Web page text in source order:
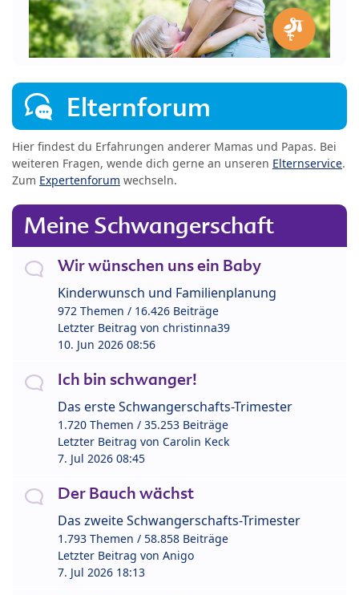
Elternforum
Hier findest du Erfahrungen anderer Mamas und Papas. Bei
weiteren Fragen, wende dich gerne an unseren Elternservice.
Zum Expertenforum wechseln.
Meine Schwangerschaft
Wir wünschen uns ein Baby
Kinderwunsch und Familienplanung
972 Themen / 16.426 Beiträge
Letzter Beitrag von christinna39
10. Jun 2026 08:56
Ich bin schwanger!
Das erste Schwangerschafts-Trimester
1.720 Themen / 35.253 Beiträge
Letzter Beitrag von Carolin Keck
7. Jul 2026 08:45
Der Bauch wächst
Das zweite Schwangerschafts-Trimester
1.793 Themen / 58.858 Beiträge
Letzter Beitrag von Anigo
7. Jul 2026 18:13